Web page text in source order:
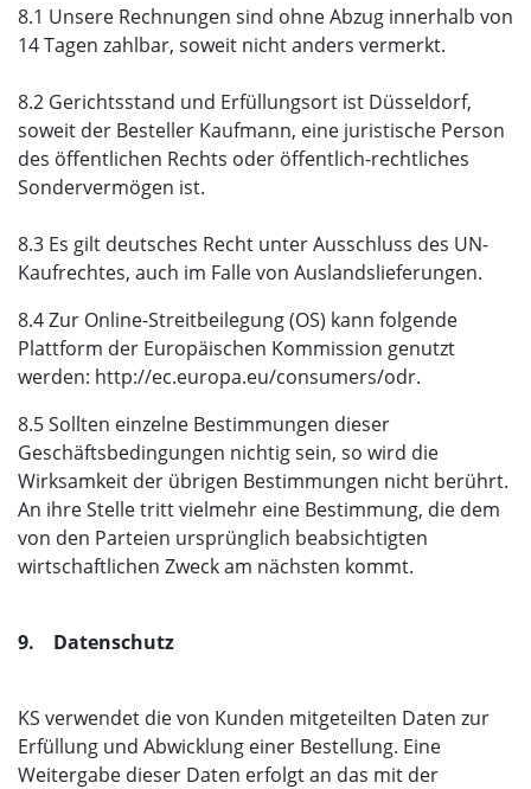
8.1 Unsere Rechnungen sind ohne Abzug innerhalb von
14 Tagen zahlbar, soweit nicht anders vermerkt.
8.2 Gerichtsstand und Erfüllungsort ist Düsseldorf,
soweit der Besteller Kaufmann, eine juristische Person
des öffentlichen Rechts oder öffentlich-rechtliches
Sondervermögen ist.
8.3 Es gilt deutsches Recht unter Ausschluss des UN-
Kaufrechtes, auch im Falle von Auslandslieferungen.
8.4 Zur Online-Streitbeilegung (OS) kann folgende
Plattform der Europäischen Kommission genutzt
werden: http://ec.europa.eu/consumers/odr.
8.5 Sollten einzelne Bestimmungen dieser
Geschäftsbedingungen nichtig sein, so wird die
Wirksamkeit der übrigen Bestimmungen nicht berührt.
An ihre Stelle tritt vielmehr eine Bestimmung, die dem
von den Parteien ursprünglich beabsichtigten
wirtschaftlichen Zweck am nächsten kommt.
9. Datenschutz
KS verwendet die von Kunden mitgeteilten Daten zur
Erfüllung und Abwicklung einer Bestellung. Eine
Weitergabe dieser Daten erfolgt an das mit der